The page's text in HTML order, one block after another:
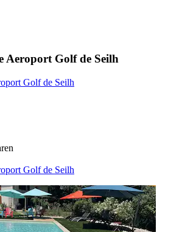
Aeroport Golf de Seilh
Golf de Seilh
Golf de Seilh